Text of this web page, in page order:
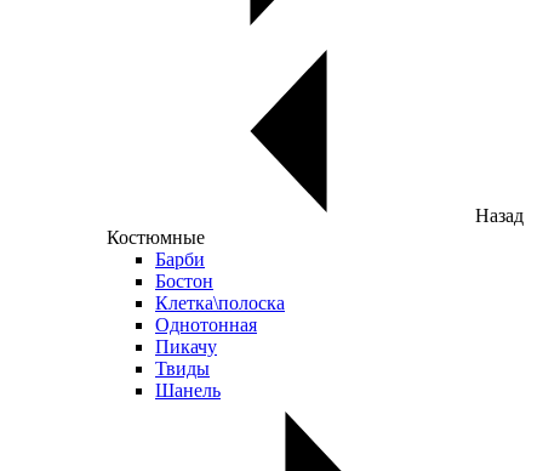
Назад
Костюмные
Барби
Бостон
Клетка\полоска
Однотонная
Пикачу
Твиды
Шанель